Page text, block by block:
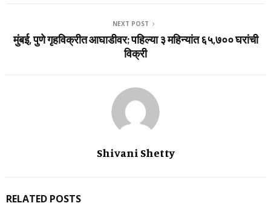
NEXT POST
मुंबई, पुणे गृहविक्रीत आघाडीवर; पहिल्या ३ महिन्यांत ६५,७०० घरांची
विक्री
Shivani Shetty
RELATED POSTS